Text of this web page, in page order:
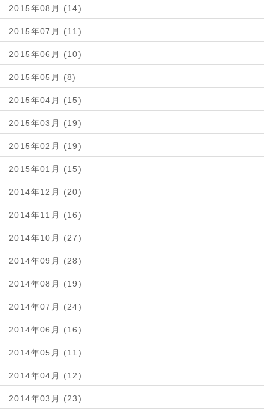
2015年08月 (14)
2015年07月 (11)
2015年06月 (10)
2015年05月 (8)
2015年04月 (15)
2015年03月 (19)
2015年02月 (19)
2015年01月 (15)
2014年12月 (20)
2014年11月 (16)
2014年10月 (27)
2014年09月 (28)
2014年08月 (19)
2014年07月 (24)
2014年06月 (16)
2014年05月 (11)
2014年04月 (12)
2014年03月 (23)